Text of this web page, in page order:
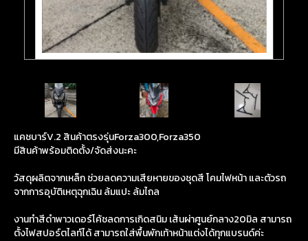
แคชบาร์V.2 สินค้าตรงรุ่นForza300,Forza350
มีสินค้าพร้อมติดตั้ง/จัดส่งนะคะ
วัสดุผลิตจากเหล็ก ช่วยลดความเสียหายของชุดสี โคมไฟหน้า และตัวรถ
จากการอุบัติเหตุฉุกเฉิน ล้มแปะ ล้มไถล
งานทำสีดำพาวเดอร์โค้ชลดการเกิดสนิม เส้นผ่าศูนย์กลาง20มิล สามารถ
ตั้งไฟสปอร์ตไลท์ได้ สามารถใส่พื้นพักเท้าหน้าแต่งได้ทุกแบรนด์ค่ะ